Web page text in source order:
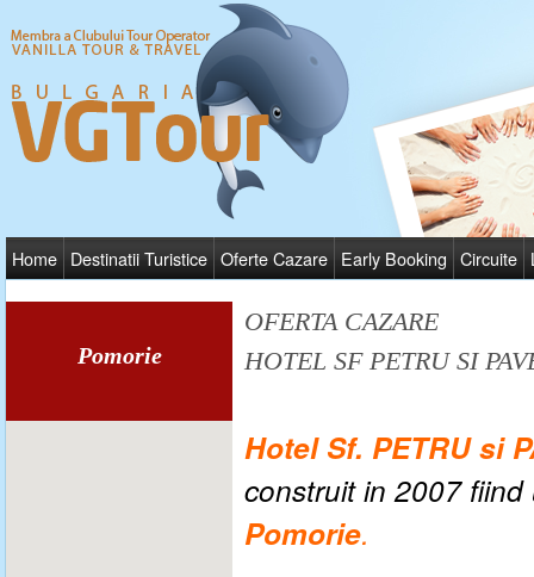
Home Destinatii Turistice Oferte Cazare Early Booking Circuite
Pomorie
OFERTA CAZARE
HOTEL SF PETRU SI
Hotel Sf. PETRU si
construit in 2007
Pomorie.